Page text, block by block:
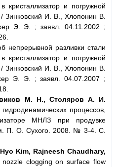
кристаллизатор и погружной
Зинковский И. В., Хлопонин В.
Э. Э. ; заявл. 04.11.2002 ;
непрерывной разливки стали
кристаллизатор и погружной
Зинковский И. В., Хлопонин В.
Э. Э. ; заявл. 04.07.2007 ;
M. H., Столяров A. И.
процессов,
МНЛЗ при продувке
П. О. Сухого. 2008. № 3-4. С.
Kim, Rajneesh Chaudhary,
clogging on surface flow